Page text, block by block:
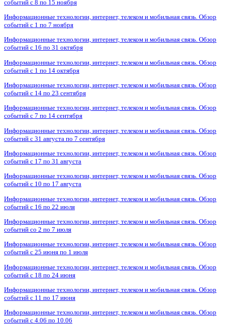
событий с 8 по 15 ноября
Информационные технологии, интернет, телеком и мобильная связь. Обзор
событий с 1 по 7 ноября
Информационные технологии, интернет, телеком и мобильная связь. Обзор
событий с 16 по 31 октября
Информационные технологии, интернет, телеком и мобильная связь. Обзор
событий с 1 по 14 октября
Информационные технологии, интернет, телеком и мобильная связь. Обзор
событий с 14 по 23 сентября
Информационные технологии, интернет, телеком и мобильная связь. Обзор
событий с 7 по 14 сентября
Информационные технологии, интернет, телеком и мобильная связь. Обзор
событий с 31 августа по 7 сентября
Информационные технологии, интернет, телеком и мобильная связь. Обзор
событий с 17 по 31 августа
Информационные технологии, интернет, телеком и мобильная связь. Обзор
событий с 10 по 17 августа
Информационные технологии, интернет, телеком и мобильная связь. Обзор
событий с 16 по 22 июля
Информационные технологии, интернет, телеком и мобильная связь. Обзор
событий со 2 по 7 июля
Информационные технологии, интернет, телеком и мобильная связь. Обзор
событий с 25 июня по 1 июля
Информационные технологии, интернет, телеком и мобильная связь. Обзор
событий с 18 по 24 июня
Информационные технологии, интернет, телеком и мобильная связь. Обзор
событий с 11 по 17 июня
Информационные технологии, интернет, телеком и мобильная связь. Обзор
событий с 4.06 по 10.06